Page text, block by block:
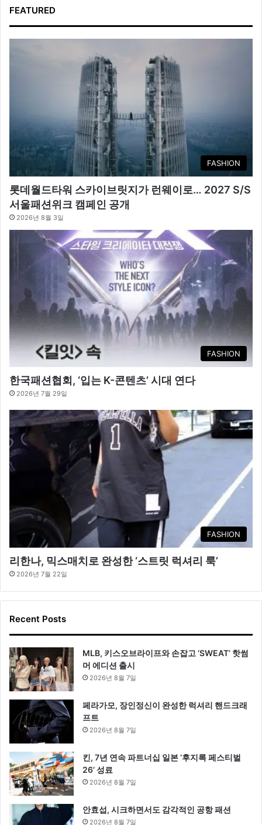
FEATURED
FASHION
롯데월드타워 스카이브릿지가 런웨이로… 2027 S/S
서울패션위크 캠페인 공개
2026년 8월 3일
FASHION
한국패션협회, ‘입는 K-콘텐츠’ 시대 연다
2026년 7월 29일
FASHION
리한나, 믹스매치로 완성한 ‘스트릿 럭셔리 룩’
2026년 7월 22일
Recent Posts
MLB, 키스오브라이프와 손잡고 ‘SWEAT’ 핫썸
머 에디션 출시
2026년 8월 7일
페라가모, 장인정신이 완성한 럭셔리 핸드크래
프트
2026년 8월 7일
킨, 7년 연속 파트너십 일본 ‘후지록 페스티벌
26’ 성료
2026년 8월 7일
안효섭, 시크하면서도 감각적인 공항 패션
2026년 8월 7일